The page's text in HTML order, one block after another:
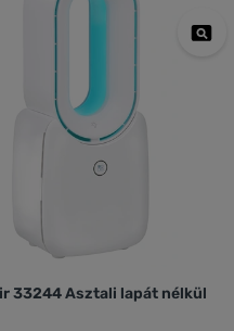
lapát nélkül